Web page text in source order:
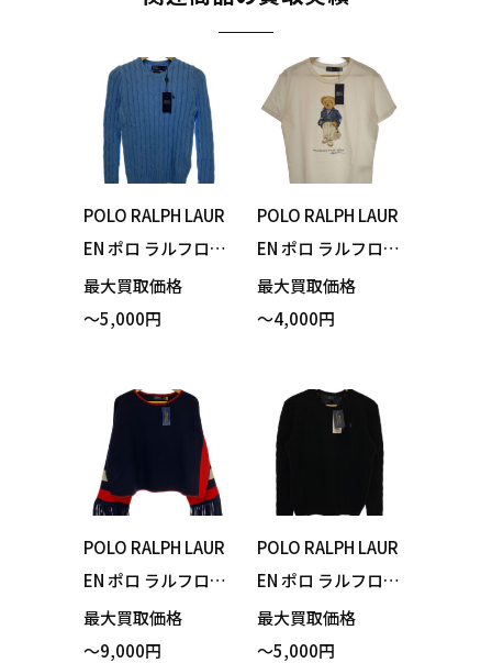
POLO RALPH LAUR
EN ポロ ラルフロー
レン セーター ケー
ブル ブルー Sサイ
最大買取価格
～5,000円
POLO RALPH LAUR
EN ポロ ラルフロー
レン Tシャツ ポロ
ベア プリント ホワ
最大買取価格
～4,000円
POLO RALPH LAUR
EN ポロ ラルフロー
レン セーター 袖口
フリンジ ネイビー
最大買取価格
～9,000円
POLO RALPH LAUR
EN ポロ ラルフロー
レン セーター ケー
ブル ブラック Mサ
最大買取価格
～5,000円